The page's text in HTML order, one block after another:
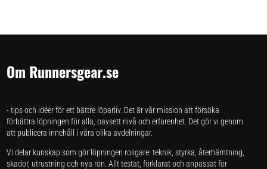
Om Runnersgear.se
- tips och idéer för ett bättre löparliv. Det är vår mission att försöka
förbättra löpningen för alla, oavsett nivå och erfarenhet. Det gör vi genom
att publicera innehåll i våra olika avdelningar.
Vi delar kunskap som gör löpningen roligare: teknik, styrka, återhämtning,
skador, utrustning och nya rön. Allt testat, förklarat och anpassat för